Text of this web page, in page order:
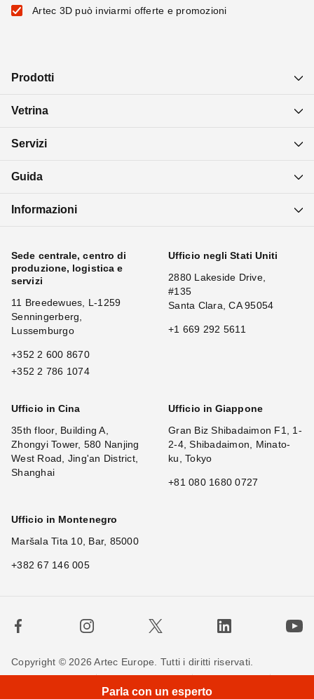
Artec 3D può inviarmi offerte e promozioni
Prodotti
Vetrina
Servizi
Guida
Informazioni
Sede centrale, centro di
produzione, logistica e
servizi
11 Breedewues, L-1259
Senningerberg,
Lussemburgo
+352 2 600 8670
+352 2 786 1074
Ufficio negli Stati Uniti
2880 Lakeside Drive,
#135
Santa Clara, CA 95054
+1 669 292 5611
Ufficio in Cina
35th floor, Building A,
Zhongyi Tower, 580 Nanjing
West Road, Jing'an District,
Shanghai
Ufficio in Giappone
Gran Biz Shibadaimon F1, 1-
2-4, Shibadaimon, Minato-
ku, Tokyo
+81 080 1680 0727
Ufficio in Montenegro
Maršala Tita 10, Bar, 85000
+382 67 146 005
Copyright © 2026 Artec Europe. Tutti i diritti riservati.
Contattaci
Parla con un esperto